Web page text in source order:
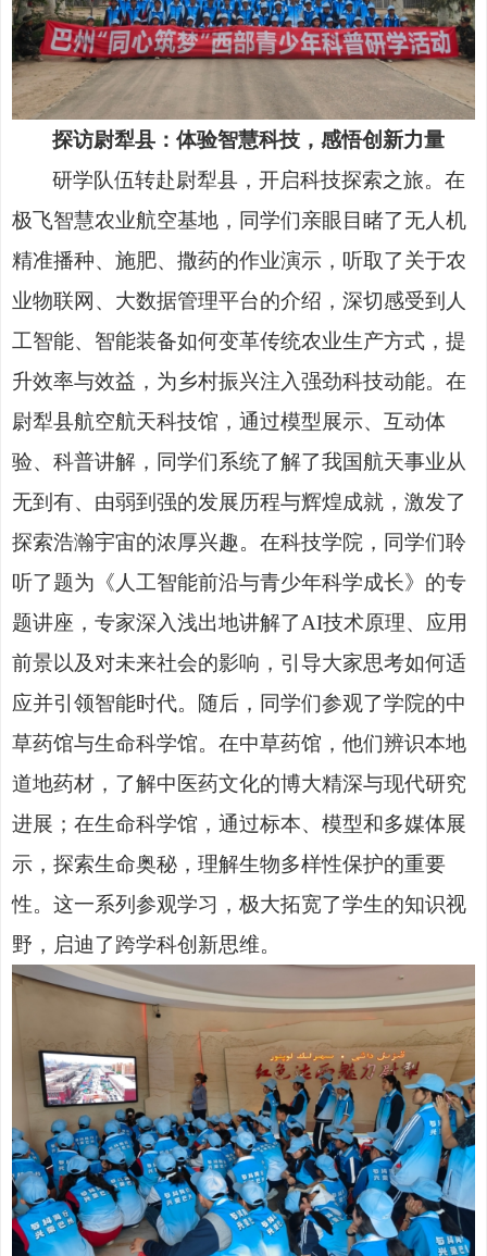
探访尉犁县：体验智慧科技，感悟创新力量
研学队伍转赴尉犁县，开启科技探索之旅。在
极飞智慧农业航空基地，同学们亲眼目睹了无人机
精准播种、施肥、撒药的作业演示，听取了关于农
业物联网、大数据管理平台的介绍，深切感受到人
工智能、智能装备如何变革传统农业生产方式，提
升效率与效益，为乡村振兴注入强劲科技动能。在
尉犁县航空航天科技馆，通过模型展示、互动体
验、科普讲解，同学们系统了解了我国航天事业从
无到有、由弱到强的发展历程与辉煌成就，激发了
探索浩瀚宇宙的浓厚兴趣。在科技学院，同学们聆
听了题为《人工智能前沿与青少年科学成长》的专
题讲座，专家深入浅出地讲解了AI技术原理、应用
前景以及对未来社会的影响，引导大家思考如何适
应并引领智能时代。随后，同学们参观了学院的中
草药馆与生命科学馆。在中草药馆，他们辨识本地
道地药材，了解中医药文化的博大精深与现代研究
进展；在生命科学馆，通过标本、模型和多媒体展
示，探索生命奥秘，理解生物多样性保护的重要
性。这一系列参观学习，极大拓宽了学生的知识视
野，启迪了跨学科创新思维。